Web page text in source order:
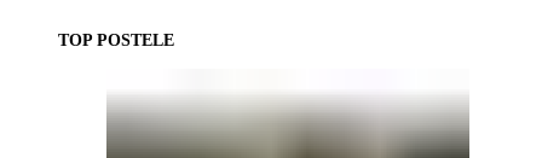
TOP POSTELE